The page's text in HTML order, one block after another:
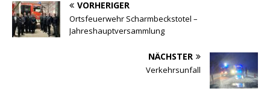
VORHERIGER
Ortsfeuerwehr Scharmbeckstotel –
Jahreshauptversammlung
NÄCHSTER
Verkehrsunfall